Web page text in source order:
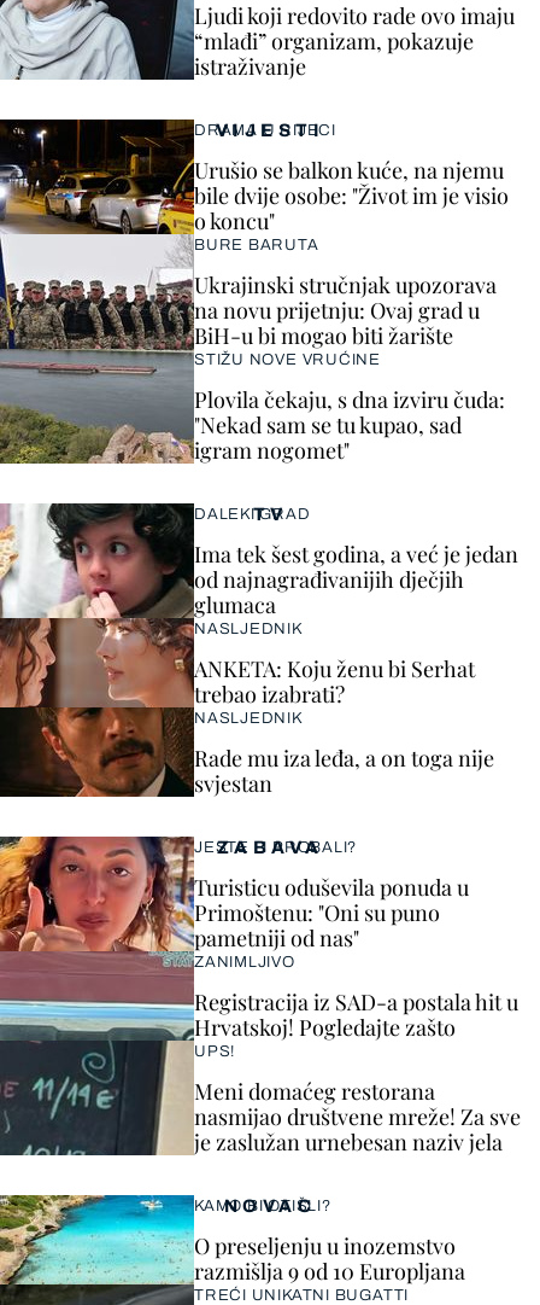
VIJESTI
DRAMA U RIJECI
Urušio se balkon kuće, na njemu
bile dvije osobe: "Život im je visio
o koncu"
BURE BARUTA
Ukrajinski stručnjak upozorava
na novu prijetnju: Ovaj grad u
BiH-u bi mogao biti žarište
STIŽU NOVE VRUĆINE
Plovila čekaju, s dna izviru čuda:
"Nekad sam se tu kupao, sad
igram nogomet"
Ljudi koji redovito rade ovo imaju
“mlađi” organizam, pokazuje
istraživanje
ZABAVA
JESTE LI PROBALI?
Turisticu oduševila ponuda u
Primoštenu: "Oni su puno
pametniji od nas"
ZANIMLJIVO
Registracija iz SAD-a postala hit u
Hrvatskoj! Pogledajte zašto
UPS!
Meni domaćeg restorana
nasmijao društvene mreže! Za sve
je zaslužan urnebesan naziv jela
TV
DALEKI GRAD
Ima tek šest godina, a već je jedan
od najnagrađivanijih dječjih
glumaca
NASLJEDNIK
ANKETA: Koju ženu bi Serhat
trebao izabrati?
NASLJEDNIK
Rade mu iza leđa, a on toga nije
svjestan
NOVAC
KAMO BI OTIŠLI?
O preseljenju u inozemstvo
razmišlja 9 od 10 Europljana
TREĆI UNIKATNI BUGATTI